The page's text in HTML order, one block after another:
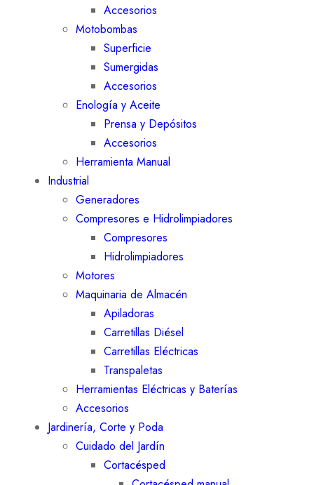
Accesorios
Motobombas
Superficie
Sumergidas
Accesorios
Enología y Aceite
Prensa y Depósitos
Accesorios
Herramienta Manual
Industrial
Generadores
Compresores e Hidrolimpiadores
Compresores
Hidrolimpiadores
Motores
Maquinaria de Almacén
Apiladoras
Carretillas Diésel
Carretillas Eléctricas
Transpaletas
Herramientas Eléctricas y Baterías
Accesorios
Jardinería, Corte y Poda
Cuidado del Jardín
Cortacésped